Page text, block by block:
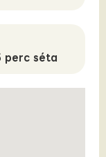
perc séta